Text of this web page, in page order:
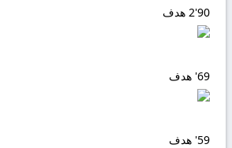
90'
2 هدف
69' هدف
59' هدف